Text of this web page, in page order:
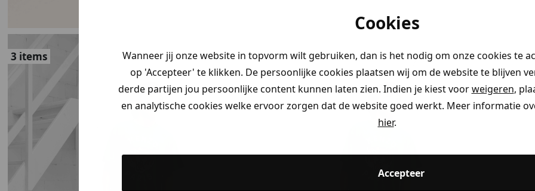
Cookies
Wanneer jij onze website in topvorm wilt gebruiken, dan is het nodig om onze cookies te
op 'Accepteer' te klikken. De persoonlijke cookies plaatsen wij om de website te blijven
derde partijen jou persoonlijke content kunnen laten zien. Indien je kiest voorweigeren,
en analytische cookies welke ervoor zorgen dat de website goed werkt. Meer informatie
hier.
Accepteer
3 items 3 items